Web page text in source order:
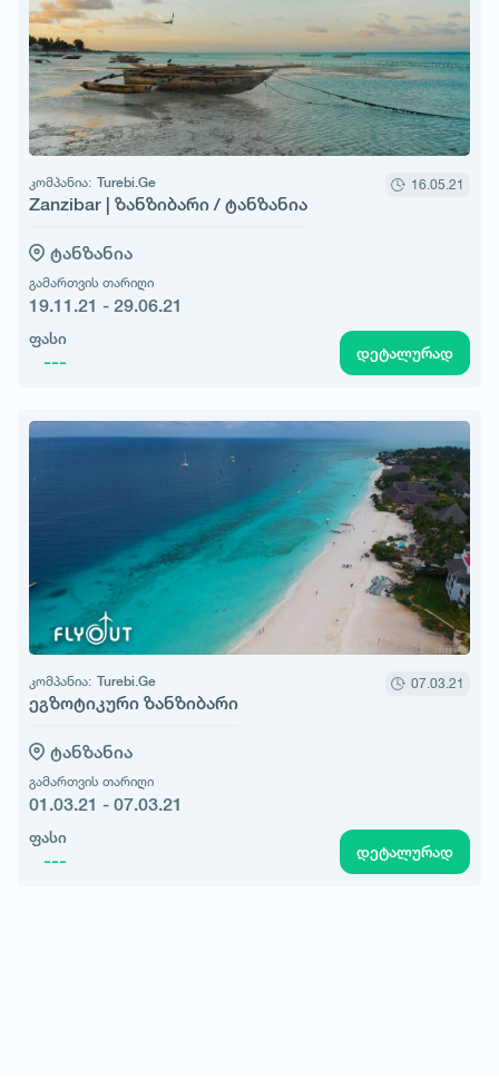
კომპანია: Turebi.Ge
Zanzibar | ზანზიბარი / ტანზანია
16.05.21
ტანზანია
გამართვის თარიღი
19.11.21 - 29.06.21
ფასი
--- დეტალურად
კომპანია: Turebi.Ge
ეგზოტიკური ზანზიბარი
07.03.21
ტანზანია
გამართვის თარიღი
01.03.21 - 07.03.21
ფასი
--- დეტალურად